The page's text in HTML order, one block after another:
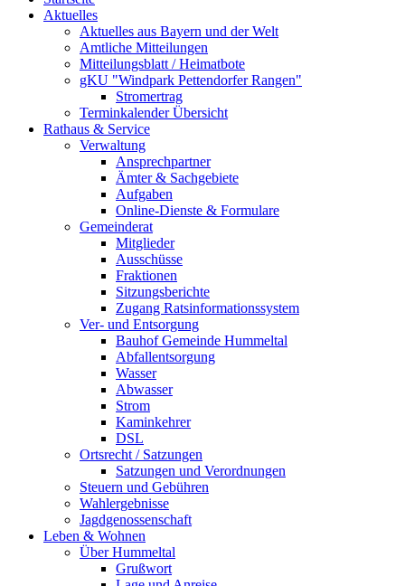
Aktuelles
Aktuelles aus Bayern und der Welt
Amtliche Mitteilungen
Mitteilungsblatt / Heimatbote
gKU "Windpark Pettendorfer Rangen"
Stromertrag
Terminkalender Übersicht
Rathaus & Service
Verwaltung
Ansprechpartner
Ämter & Sachgebiete
Aufgaben
Online-Dienste & Formulare
Gemeinderat
Mitglieder
Ausschüsse
Fraktionen
Sitzungsberichte
Zugang Ratsinformationssystem
Ver- und Entsorgung
Bauhof Gemeinde Hummeltal
Abfallentsorgung
Wasser
Abwasser
Strom
Kaminkehrer
DSL
Ortsrecht / Satzungen
Satzungen und Verordnungen
Steuern und Gebühren
Wahlergebnisse
Jagdgenossenschaft
Leben & Wohnen
Über Hummeltal
Grußwort